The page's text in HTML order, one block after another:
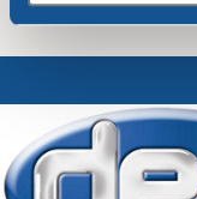
Greentime
1,52€
Add To Cart